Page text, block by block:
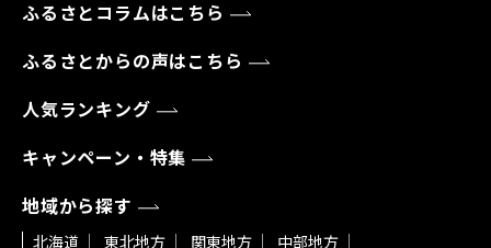
ふるさとコラムはこちら
ふるさとからの声はこちら
人気ランキング
キャンペーン・特集
地域から探す
北海道 東北地方 関東地方
中部地方